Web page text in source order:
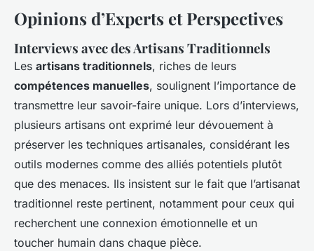
Opinions d’Experts et Perspectives
Interviews avec des Artisans Traditionnels
Les artisans traditionnels, riches de leurs
compétences manuelles, soulignent l’importance de
transmettre leur savoir-faire unique. Lors d’interviews,
plusieurs artisans ont exprimé leur dévouement à
préserver les techniques artisanales, considérant les
outils modernes comme des alliés potentiels plutôt
que des menaces. Ils insistent sur le fait que l’artisanat
traditionnel reste pertinent, notamment pour ceux qui
recherchent une connexion émotionnelle et un
toucher humain dans chaque pièce.